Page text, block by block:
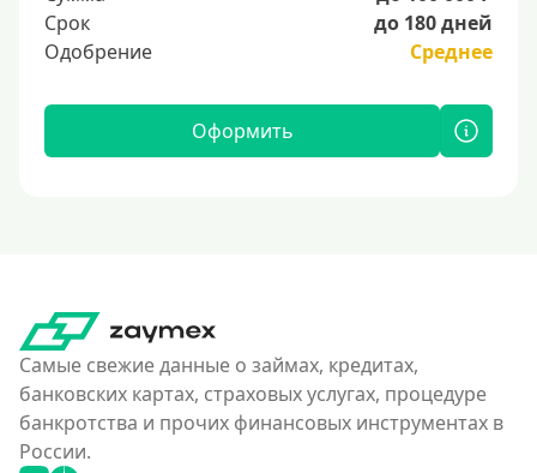
Срок
до 180 дней
Одобрение
Среднее
Оформить
Самые свежие данные о займах, кредитах,
банковских картах, страховых услугах, процедуре
банкротства и прочих финансовых инструментах в
России.